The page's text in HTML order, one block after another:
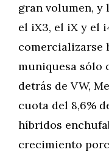
gran volumen, y
el iX3, el iX y el
comercializarse
muniquesa sólo
detrás de VW,
cuota del 8,6%
híbridos
crecimiento